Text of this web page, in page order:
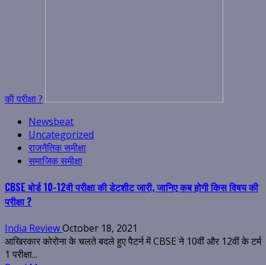
की परीक्षा ?
Newsbeat
Uncategorized
राजनैतिक समीक्षा
समाजिक समीक्षा
CBSE बोर्ड 10-12वी परीक्षा की डेटशीट जारी, जानिए कब होगी किस विषय की
परीक्षा ?
India ReviewOctober 18, 2021
आखिरकार कोरोना के चलते बदले हुए पैटर्न में CBSE ने 10वीं और 12वीं के टर्म
1 परीक्षा...